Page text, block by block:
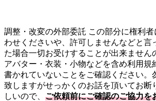
調整・改変の外部委託 この部分に権利
わせくださいや、許可しませんなどと言
た場合一切お受けすることが出来ません
アバター・衣装・小物などを含め利用規
書かれていないことをご確認ください。
致しますがせっかくのお話を頂いてお断
しいので、 ご依頼前にご確認のご協力を